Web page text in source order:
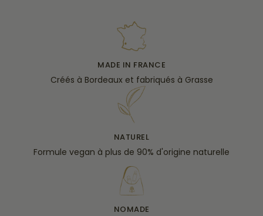
MADE IN FRANCE
Créés à Bordeaux et fabriqués à Grasse
NATUREL
Formule vegan à plus de 90% d'origine naturelle
NOMADE